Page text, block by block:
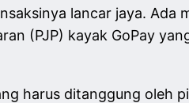
lancar jaya. Ada
(PJP) kayak GoPay
harus ditanggung oleh